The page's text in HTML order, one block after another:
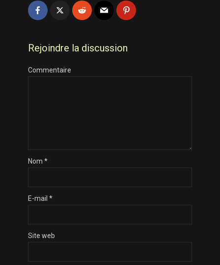
Rejoindre la discussion
Commentaire
Nom *
E-mail *
Site web